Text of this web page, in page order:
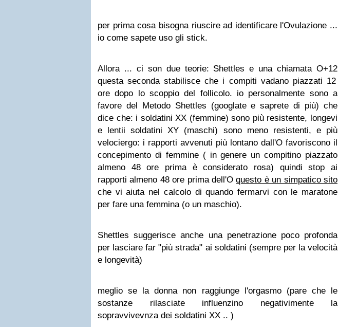
per prima cosa bisogna riuscire ad identificare l'Ovulazione ...
io come sapete uso gli stick.
Allora ... ci son due teorie: Shettles e una chiamata O+12
questa seconda stabilisce che i compiti vadano piazzati 12
ore dopo lo scoppio del follicolo. io personalmente sono a
favore del Metodo Shettles (googlate e saprete di più) che
dice che: i soldatini XX (femmine) sono più resistente, longevi
e lentii soldatini XY (maschi) sono meno resistenti, e più
velociergo: i rapporti avvenuti più lontano dall'O favoriscono il
concepimento di femmine ( in genere un compitino piazzato
almeno 48 ore prima è considerato rosa) quindi stop ai
rapporti almeno 48 ore prima dell'Oquesto è un simpatico sito
che vi aiuta nel calcolo di quando fermarvi con le maratone
per fare una femmina (o un maschio).
Shettles suggerisce anche una penetrazione poco profonda
per lasciare far "più strada" ai soldatini (sempre per la velocità
e longevità)
meglio se la donna non raggiunge l'orgasmo (pare che le
sostanze rilasciate influenzino negativimente la
sopravvivevnza dei soldatini XX .. )